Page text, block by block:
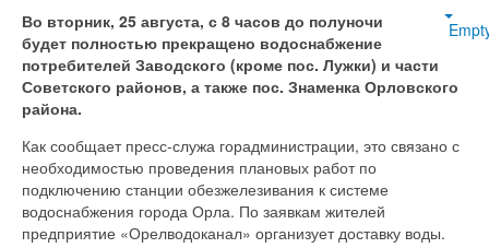
Во вторник, 25 августа, с 8 часов до полуночи
будет полностью прекращено водоснабжение
потребителей Заводского (кроме пос. Лужки) и части
Советского районов, а также пос. Знаменка Орловского
района.
Как сообщает пресс-служа горадминистрации, это связано с
необходимостью проведения плановых работ по
подключению станции обезжелезивания к системе
водоснабжения города Орла. По заявкам жителей
предприятие «Орелводоканал» организует доставку воды.